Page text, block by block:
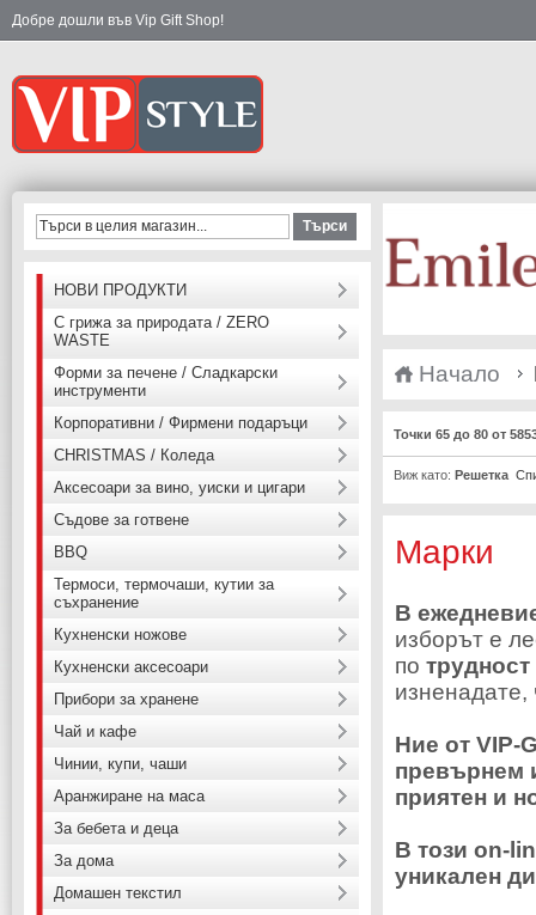
Добре дошли във Vip Gift Shop!
Начало
Точки 65 до 80 от
Виж като: Решетка
Марки
В
изборът е
по трудност
Ние от VIP-
превърнем
приятен и
В този on-
уникален
Търси
НОВИ ПРОДУКТИ
С грижа за природата / ZERO
WASTE
Форми за печене / Сладкарски
инструменти
Корпоративни / Фирмени подаръци
CHRISTMAS / Коледа
Аксесоари за вино, уиски и цигари
Съдове за готвене
BBQ
Термоси, термочаши, кутии за
съхранение
Кухненски ножове
Кухненски аксесоари
Прибори за хранене
Чай и кафе
Чинии, купи, чаши
Аранжиране на маса
За бебета и деца
За дома
Домашен текстил